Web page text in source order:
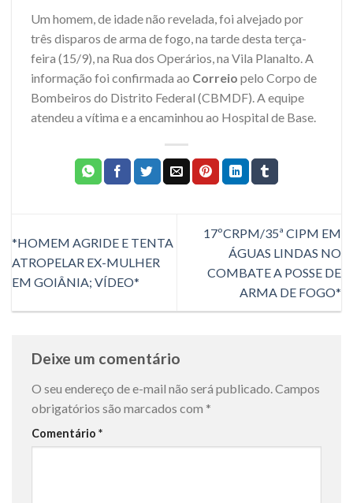
Um homem, de idade não revelada, foi alvejado por
três disparos de arma de fogo, na tarde desta terça-
feira (15/9), na Rua dos Operários, na Vila Planalto. A
informação foi confirmada ao Correio pelo Corpo de
Bombeiros do Distrito Federal (CBMDF). A equipe
atendeu a vítima e a encaminhou ao Hospital de Base.
*HOMEM AGRIDE E TENTA
ATROPELAR EX-MULHER
EM GOIÂNIA; VÍDEO*
17ºCRPM/35ª CIPM EM
ÁGUAS LINDAS NO
COMBATE A POSSE DE
ARMA DE FOGO*
Deixe um comentário
O seu endereço de e-mail não será publicado. Campos
obrigatórios são marcados com *
Comentário *